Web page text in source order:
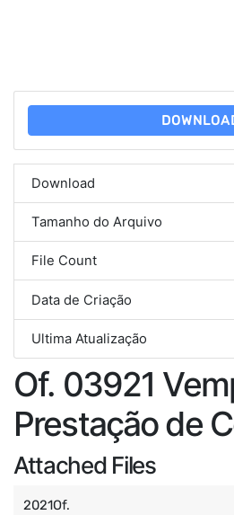
Download
Tamanho do Arquivo
File Count
Data de Criação
Ultima Atualização
Of. 03921
Prestação de
Attached Files
2021Of.